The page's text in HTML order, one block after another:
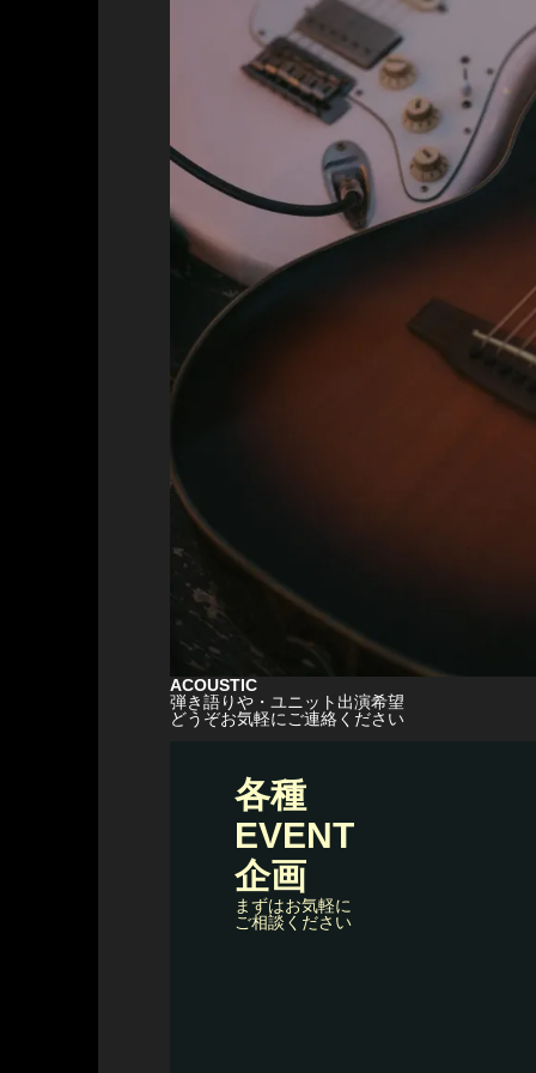
ACOUSTIC
弾き語りや・ユニット出演希望
どうぞお気軽にご連絡ください
各種
EVENT
企画
まずはお気軽に
ご相談ください